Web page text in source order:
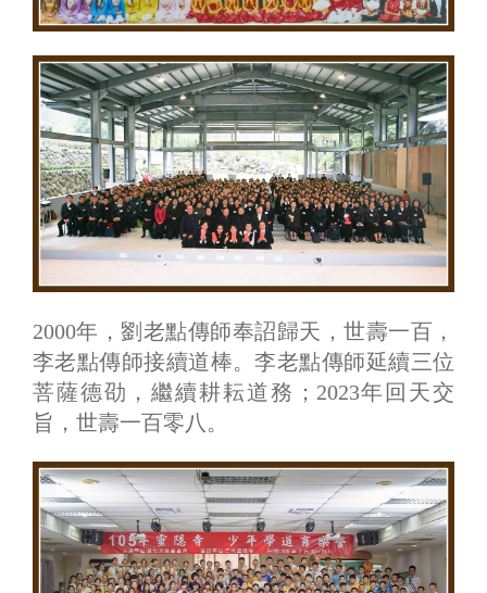
2000年，劉老點傳師奉詔歸天，世壽一百，
李老點傳師接續道棒。李老點傳師延續三位
菩薩德劭，繼續耕耘道務；2023年回天交
旨，世壽一百零八。